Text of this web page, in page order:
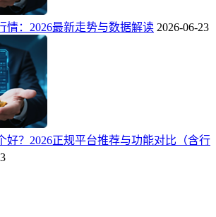
情：2026最新走势与数据解读 2026-06-23
好？2026正规平台推荐与功能对比（含行